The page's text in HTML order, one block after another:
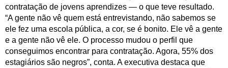
contratação de jovens aprendizes — o que teve resultado.
“A gente não vê quem está entrevistando, não sabemos se
ele fez uma escola pública, a cor, se é bonito. Ele vê a gente
e a gente não vê ele. O processo mudou o perfil que
conseguimos encontrar para contratação. Agora, 55% dos
estagiários são negros”, conta. A executiva destaca que